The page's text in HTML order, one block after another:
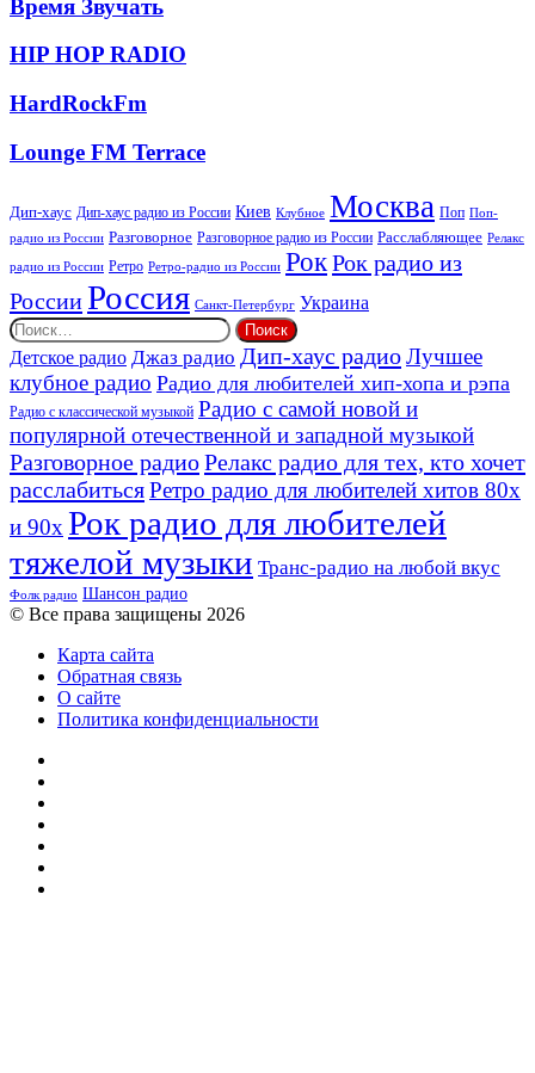
Звучать
Время Звучать
HIP
RADIO
HIP HOP RADIO
HardRockFm
HardRockFm
Lounge
Lounge FM Terrace
Дип-хаус Дип-хаус радио из России Киев Клубное Москва Поп Поп-
радио из России Разговорное Разговорное радио из России Расслабляющее Релакс
радио из России Ретро Ретро-радио из России РокРок радио из
РоссииРоссия Санкт-Петербург Украина
Найти:
Детское радио Джаз радио Дип-хаус радиоЛучшее
клубное радио Радио для любителей хип-хопа и рэпа
Радио с классической музыкой Радио с самой новой и
популярной отечественной и западной музыкой
Разговорное радиоРелакс радио для тех, кто хочет
расслабитьсяРетро радио для любителей хитов 80х
и 90х Рок радио для любителей
тяжелой музыки Транс-радио на любой вкус
Фолк радио Шансон радио
© Все права защищены 2026
Карта сайта
Обратная связь
О сайте
Политика конфиденциальности